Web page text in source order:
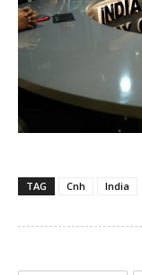
TAG Cnh India